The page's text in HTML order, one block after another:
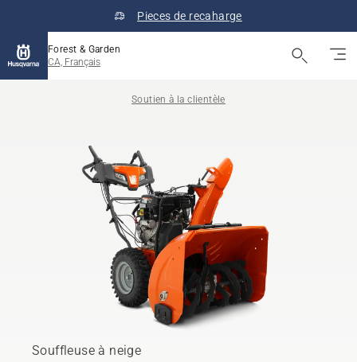
Pieces de recaharge
Forest & Garden
CA, Français
Soutien à la clientèle
Souffleuse à neige